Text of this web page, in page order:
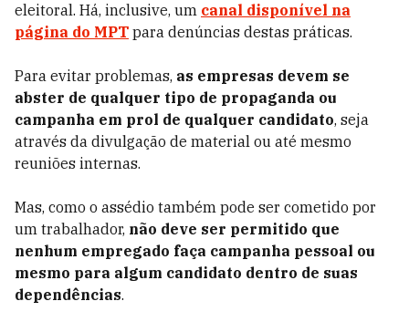
eleitoral. Há, inclusive, um canal disponível na
página do MPT para denúncias destas práticas.
Para evitar problemas, as empresas devem se
abster de qualquer tipo de propaganda ou
campanha em prol de qualquer candidato, seja
através da divulgação de material ou até mesmo
reuniões internas.
Mas, como o assédio também pode ser cometido por
um trabalhador, não deve ser permitido que
nenhum empregado faça campanha pessoal ou
mesmo para algum candidato dentro de suas
dependências.